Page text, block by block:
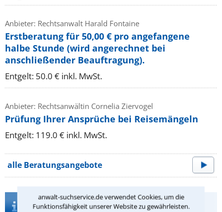
anwalt-suchservice.de verwendet Cookies, um die
Funktionsfähigkeit unserer Website zu gewährleisten.
Anbieter: Rechtsanwalt Harald Fontaine
Erstberatung für 50,00 € pro angefangene
halbe Stunde (wird angerechnet bei
anschließender Beauftragung).
Entgelt: 50.0 € inkl. MwSt.
Anbieter: Rechtsanwältin Cornelia Ziervogel
Prüfung Ihrer Ansprüche bei Reisemängeln
Entgelt: 119.0 € inkl. MwSt.
alle Beratungsangebote
Infos zur Suche nach einem Anwalt für